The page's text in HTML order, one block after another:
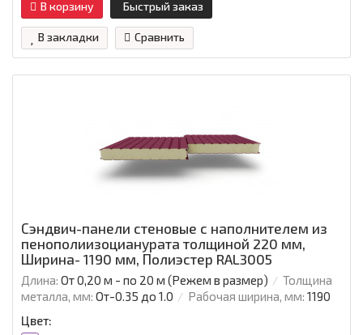
В корзину Быстрый заказ
В закладки Сравнить
Сэндвич-панели стеновые с наполнителем из
пенополиизоцианурата толщиной 220 мм,
Ширина- 1190 мм, Полиэстер RAL3005
Длина: От 0,20 м - по 20 м (Режем в размер)
Толщина
металла, мм: От-0.35 до 1.0 Рабочая ширина, мм: 1190
Цвет: